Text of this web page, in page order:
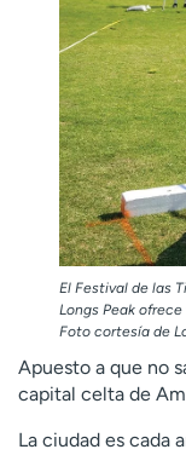
El Festival de las
Longs Peak
Foto cortesía de
Apuesto a que no
capital celta de
La ciudad es cada